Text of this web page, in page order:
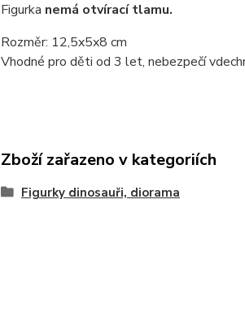
Figurka nemá otvírací tlamu.
Rozměr: 12,5x5x8 cm
Vhodné pro děti od 3 let, nebezpečí
Zboží zařazeno v kategoriích
Figurky dinosauři, diorama